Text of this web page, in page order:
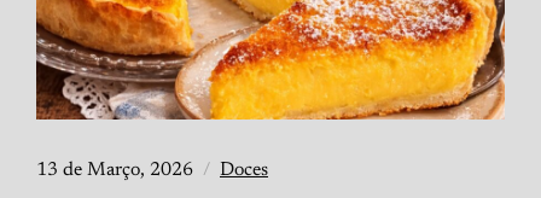
13 de Março, 2026 Doces